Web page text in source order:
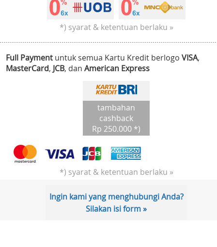
*) syarat & ketentuan berlaku »
Full Payment untuk semua Kartu Kredit berlogo VISA,
MasterCard, JCB, dan American Express
tambahan
cashback
Rp 250.000 *)
*) syarat & ketentuan berlaku »
Ingin kami yang menghubungi Anda?
Silakan isi form »